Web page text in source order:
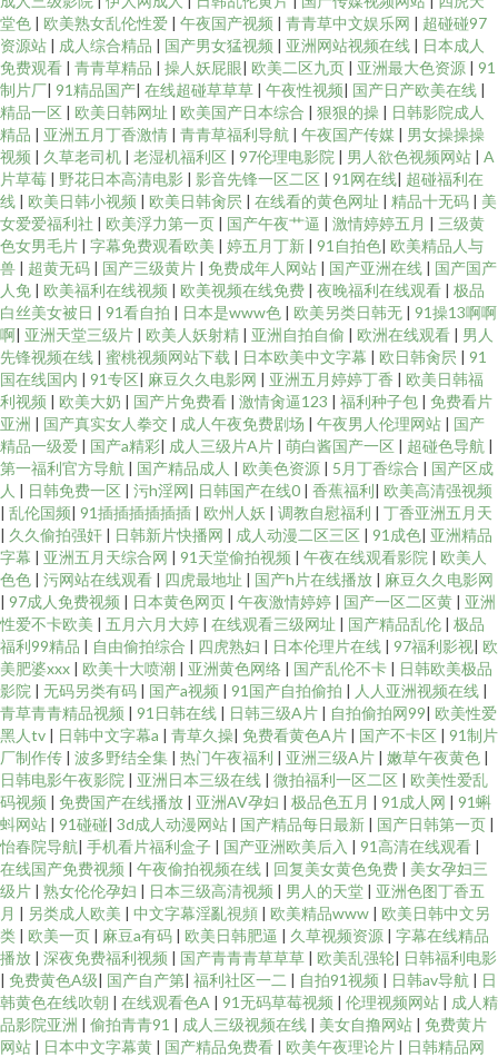
堂色 | 欧美熟女乱伦性爱 | 午夜国产视频 | 青青草中文娱乐网 | 超碰碰97
资源站 | 成人综合精品 | 国产男女猛视频 | 亚洲网站视频在线 | 日本成人
免费观看 | 青青草精品 | 操人妖屁眼| 欧美二区九页 | 亚洲最大色资源 | 91
制片厂| 91精品国产| 在线超碰草草草 | 午夜性视频| 国产日产欧美在线 |
精品一区 | 欧美日韩网址 | 欧美国产日本综合 | 狠狠的操 | 日韩影院成人
精品 | 亚洲五月丁香激情 | 青青草福利导航 | 午夜国产传媒 | 男女操操操
视频 | 久草老司机 | 老湿机福利区 | 97伦理电影院 | 男人欲色视频网站 | A
片草莓 | 野花日本高清电影 | 影音先锋一区二区 | 91网在线| 超碰福利在
线 | 欧美日韩小视频 | 欧美日韩肏屄 | 在线看的黄色网址 | 精品十无码 | 美
女爱爱福利社 | 欧美浮力第一页 | 国产午夜艹逼 | 激情婷婷五月 | 三级黄
色女男毛片 | 字幕免费观看欧美 | 婷五月丁新 | 91自拍色| 欧美精品人与
兽 | 超黄无码 | 国产三级黄片 | 免费成年人网站 | 国产亚洲在线 | 国产国产
人免 | 欧美福利在线视频 | 欧美视频在线免费 | 夜晚福利在线观看 | 极品
白丝美女被日 | 91看自拍 | 日本是www色 | 欧美另类日韩无 | 91操13啊啊
啊| 亚洲天堂三级片 | 欧美人妖射精 | 亚洲自拍自偷 | 欧洲在线观看 | 男人
先锋视频在线 | 蜜桃视频网站下载 | 日本欧美中文字幕 | 欧日韩肏屄 | 91
国在线国内 | 91专区| 麻豆久久电影网 | 亚洲五月婷婷丁香 | 欧美日韩福
利视频 | 欧美大奶 | 国产片免费看 | 激情肏逼123 | 福利种子包 | 免费看片
亚洲 | 国产真实女人拳交 | 成人午夜免费剧场 | 午夜男人伦理网站 | 国产
精品一级爱 | 国产a精彩| 成人三级片A片 | 萌白酱国产一区 | 超碰色导航 |
第一福利官方导航 | 国产精品成人 | 欧美色资源 | 5月丁香综合 | 国产区成
人 | 日韩免费一区 | 污h淫网| 日韩国产在线0 | 香蕉福利| 欧美高清强视频
| 乱伦国频| 91插插插插插插 | 欧州人妖 | 调教自慰福利 | 丁香亚洲五月天
| 久久偷拍强奸 | 日韩新片快播网 | 成人动漫二区三区 | 91成色| 亚洲精品
字幕 | 亚洲五月天综合网 | 91天堂偷拍视频 | 午夜在线观看影院 | 欧美人
色色 | 污网站在线观看 | 四虎最地址 | 国产h片在线播放 | 麻豆久久电影网
| 97成人免费视频 | 日本黄色网页 | 午夜激情婷婷 | 国产一区二区黄 | 亚洲
性爱不卡欧美 | 五月六月大婷 | 在线观看三级网址 | 国产精品乱伦 | 极品
福利99精品 | 自由偷拍综合 | 四虎熟妇 | 日本伦理片在线 | 97福利影视| 欧
美肥婆xxx | 欧美十大喷潮 | 亚洲黄色网络 | 国产乱伦不卡 | 日韩欧美极品
影院 | 无码另类有码 | 国产a视频 | 91国产自拍偷拍 | 人人亚洲视频在线 |
青草青青精品视频 | 91日韩在线 | 日韩三级A片 | 自拍偷拍网99| 欧美性爱
黑人tv | 日韩中文字幕a | 青草久操| 免费看黄色A片 | 国产不卡区 | 91制片
厂制作传 | 波多野结全集 | 热门午夜福利 | 亚洲三级A片 | 嫩草午夜黄色 |
日韩电影午夜影院 | 亚洲日本三级在线 | 微拍福利一区二区 | 欧美性爱乱
码视频 | 免费国产在线播放 | 亚洲AV孕妇 | 极品色五月 | 91成人网 | 91蝌
蚪网站 | 91碰碰| 3d成人动漫网站 | 国产精品每日最新 | 国产日韩第一页 |
怡春院导航| 手机看片福利盒子 | 国产亚洲欧美后入 | 91高清在线观看 |
在线国产免费视频 | 午夜偷拍视频在线 | 回复美女黄色免费 | 美女孕妇三
级片 | 熟女伦伦孕妇 | 日本三级高清视频 | 男人的天堂 | 亚洲色图丁香五
月 | 另类成人欧美 | 中文字幕淫亂視頻 | 欧美精品www | 欧美日韩中文另
类 | 欧美一页 | 麻豆a有码 | 欧美日韩肥逼 | 久草视频资源 | 字幕在线精品
播放 | 深夜免费福利视频 | 国产青青青草草草 | 欧美乱强轮| 日韩福利电影
| 免费黄色A级| 国产自产第| 福利社区一二 | 自拍91视频 | 日韩av导航 | 日
韩黄色在线吹朝 | 在线观看色A | 91无码草莓视频 | 伦理视频网站 | 成人精
品影院亚洲 | 偷拍青青91 | 成人三级视频在线 | 美女自撸网站 | 免费黄片
网站 | 日本中文字幕黄 | 国产精品免费看 | 欧美午夜理论片 | 日韩精品网